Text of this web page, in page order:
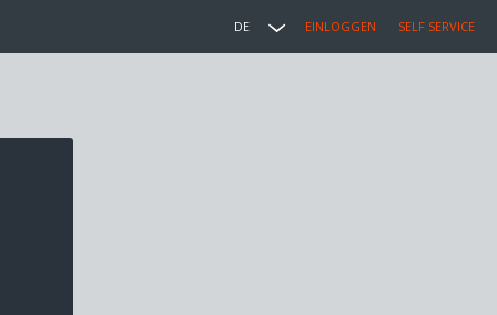
DE EINLOGGEN SELF SERVICE